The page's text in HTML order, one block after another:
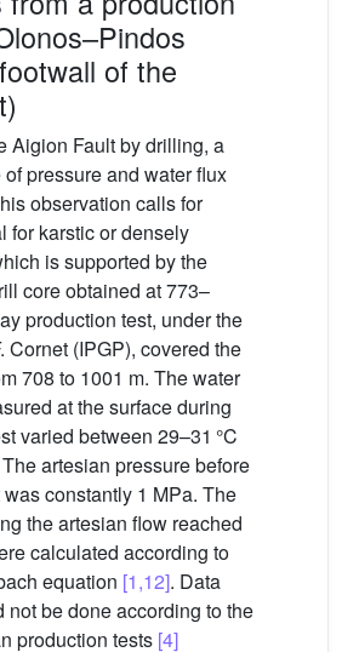
of the
Aigion Fault by drilling, a
pressure and water flux
observation calls for
for karstic or densely
is supported by the
core obtained at 773–
production test, under the
Cornet (IPGP), covered the
708 to 1001 m. The water
at the surface during
varied between 29–31 °C
artesian pressure before
constantly 1 MPa. The
the artesian flow reached
calculated according to
equation [1,12]. Data
not be done according to the
production tests [4]